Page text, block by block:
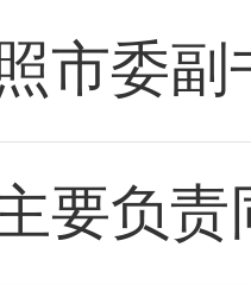
市委
要负